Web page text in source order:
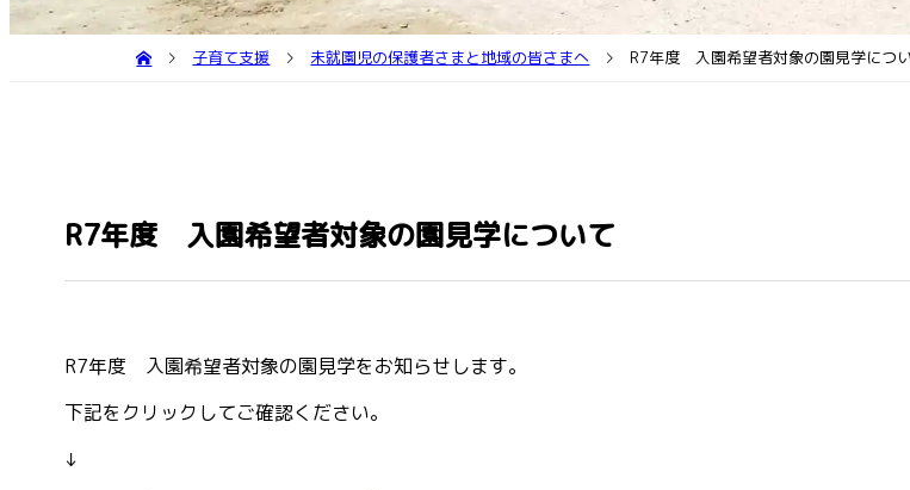
子育て支援 未就園児の保護者さまと地域の皆さまへ R7年度 入園希望者対象の園見学につ
R7年度 入園希望者対象の園見学について
R7年度 入園希望者対象の園見学をお知らせします。
下記をクリックしてご確認ください。
↓